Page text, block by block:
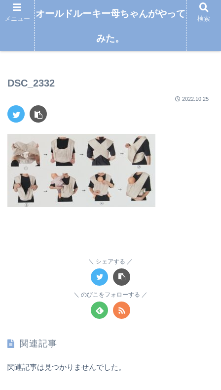
オールドルーキー母ちゃんがやってみた。
DSC_2332
2022.10.25
シェアする
のびこをフォローする
関連記事
関連記事は見つかりませんでした。
メニュー オールドルーキー母ちゃんがやって
みた。
検索